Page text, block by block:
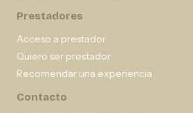
Prestadores
Acceso a prestador
Quiero ser prestador
Recomendar una experiencia
Contacto